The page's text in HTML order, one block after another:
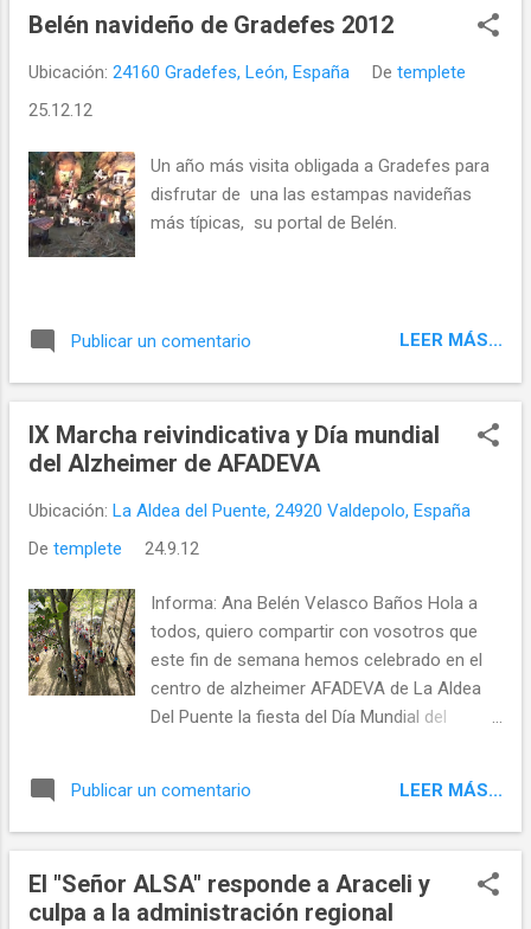
Belén navideño de Gradefes 2012
Ubicación: 24160 Gradefes, León, España De templete
25.12.12
Un año más visita obligada a Gradefes para
disfrutar de una las estampas navideñas
más típicas, su portal de Belén.
Publicar un comentario LEER MÁS...
IX Marcha reivindicativa y Día mundial
del Alzheimer de AFADEVA
Ubicación: La Aldea del Puente, 24920 Valdepolo, España
De templete 24.9.12
Informa: Ana Belén Velasco Baños Hola a
todos, quiero compartir con vosotros que
este fin de semana hemos celebrado en el
centro de alzheimer AFADEVA de La Aldea
Del Puente la fiesta del Día Mundial del
fotos, un video de la tirolina y también os
cuento los detalles de
Publicar un comentario LEER MÁS...
El "Señor ALSA" responde a Araceli y
culpa a la administración regional